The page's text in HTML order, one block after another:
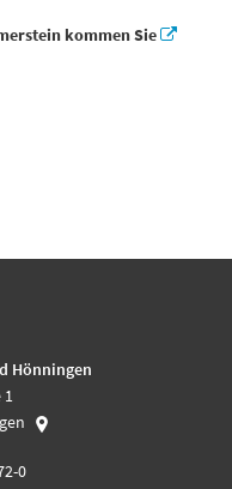
kommen Sie
Hönningen
1
0